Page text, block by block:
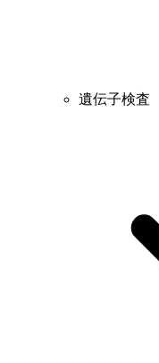
遺伝子検査